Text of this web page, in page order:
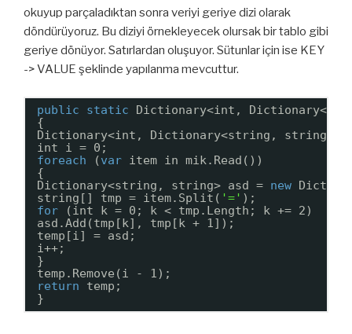
okuyup parçaladıktan sonra veriyi geriye dizi olarak
döndürüyoruz. Bu diziyi örnekleyecek olursak bir tablo gibi
geriye dönüyor. Satırlardan oluşuyor. Sütunlar için ise KEY
-> VALUE şeklinde yapılanma mevcuttur.
public static
Dictionary<int,
{
Dictionary<int, Dictionary<string, string>>
int i = 0;
foreach
(var item in mik.Read())
{
Dictionary<string, string> asd = new
string[] tmp = item.Split( '=' );
for
(int k = 0; k < tmp.Length; k += 2)
asd.Add(tmp[k], tmp[k + 1]);
temp[i] = asd;
i++;
}
temp.Remove(i - 1);
return
temp;
}